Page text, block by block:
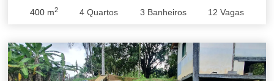
400m2 4 Quartos 3 Banheiros 12 Vagas